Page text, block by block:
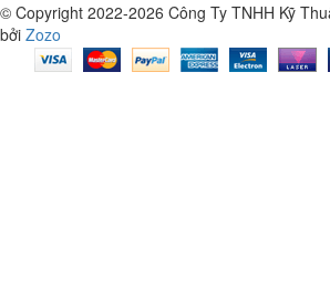
© Copyright 2022-2026 Công Ty TNHH Kỹ
bởi Zozo